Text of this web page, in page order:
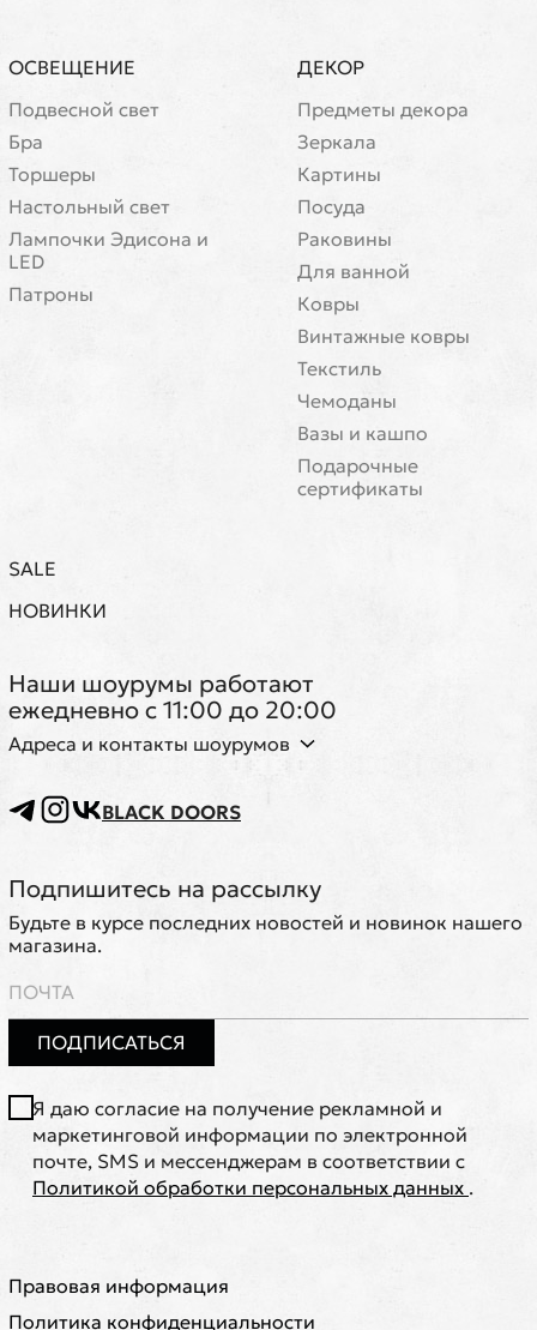
ОСВЕЩЕНИЕ
Подвесной свет
Бра
Торшеры
Настольный свет
Лампочки Эдисона и
LED
Патроны
ДЕКОР
Предметы декора
Зеркала
Картины
Посуда
Раковины
Для ванной
Ковры
Винтажные ковры
Текстиль
Чемоданы
Вазы и кашпо
Подарочные
сертификаты
SALE
НОВИНКИ
Наши шоурумы работают
ежедневно с 11:00 до 20:00
Адреса и контакты шоурумов
BLACK DOORS
Подпишитесь на рассылку
Будьте в курсе последних новостей и новинок нашего
магазина.
ПОДПИСАТЬСЯ
Я даю согласие на получение рекламной и
маркетинговой информации по электронной
почте, SMS и мессенджерам в соответствии с
Политикой обработки персональных данных .
Правовая информация
Политика конфиденциальности